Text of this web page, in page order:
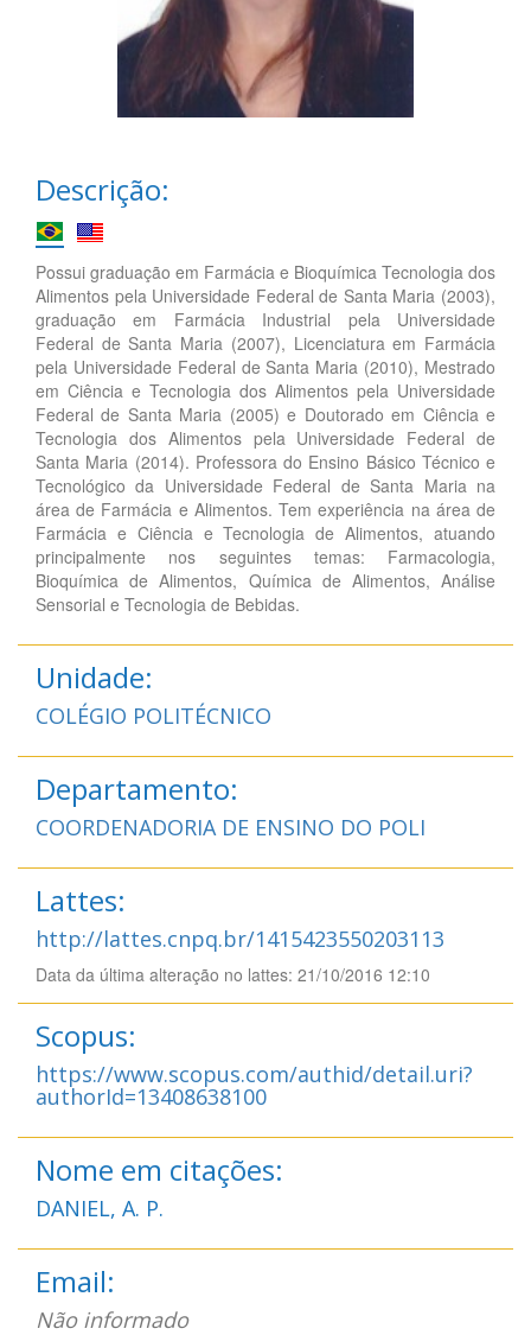
Descrição:
Possui graduação em Farmácia e Bioquímica Tecnologia dos
Alimentos pela Universidade Federal de Santa Maria (2003),
graduação em Farmácia Industrial pela Universidade
Federal de Santa Maria (2007), Licenciatura em Farmácia
pela Universidade Federal de Santa Maria (2010), Mestrado
em Ciência e Tecnologia dos Alimentos pela Universidade
Federal de Santa Maria (2005) e Doutorado em Ciência e
Tecnologia dos Alimentos pela Universidade Federal de
Santa Maria (2014). Professora do Ensino Básico Técnico e
Tecnológico da Universidade Federal de Santa Maria na
área de Farmácia e Alimentos. Tem experiência na área de
Farmácia e Ciência e Tecnologia de Alimentos, atuando
principalmente nos seguintes temas: Farmacologia,
Bioquímica de Alimentos, Química de Alimentos, Análise
Sensorial e Tecnologia de Bebidas.
Unidade:
COLÉGIO POLITÉCNICO
Departamento:
COORDENADORIA DE ENSINO DO POLI
Lattes:
http://lattes.cnpq.br/1415423550203113
Data da última alteração no lattes: 21/10/2016 12:10
Scopus:
https://www.scopus.com/authid/detail.uri?
authorId=13408638100
Nome em citações:
DANIEL, A. P.
Email:
Não informado